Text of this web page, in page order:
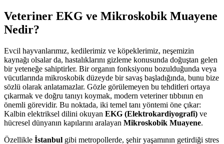
Veteriner EKG ve Mikroskobik Muayene
Nedir?
Evcil hayvanlarımız, kedilerimiz ve köpeklerimiz, neşemizin
kaynağı olsalar da, hastalıklarını gizleme konusunda doğuştan gelen
bir yeteneğe sahiptirler. Bir organın fonksiyonu bozulduğunda veya
vücutlarında mikroskobik düzeyde bir savaş başladığında, bunu bize
sözlü olarak anlatamazlar. Gözle görülemeyen bu tehditleri ortaya
çıkarmak ve doğru tanıyı koymak, modern veteriner tıbbının en
önemli görevidir. Bu noktada, iki temel tanı yöntemi öne çıkar:
Kalbin elektriksel dilini okuyan EKG (Elektrokardiyografi) ve
hücresel dünyanın kapılarını aralayan Mikroskobik Muayene.
Özellikle İstanbul gibi metropollerde, şehir yaşamının getirdiği stres